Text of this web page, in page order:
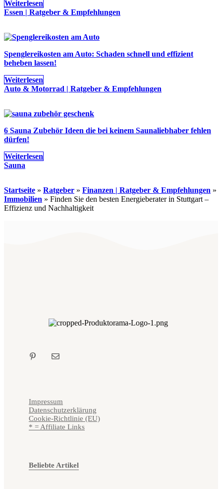
Weiterlesen
Essen | Ratgeber & Empfehlungen
Spenglereikosten am Auto: Schaden schnell und effizient
beheben lassen!
Weiterlesen
Auto & Motorrad | Ratgeber & Empfehlungen
6 Sauna Zubehör Ideen die bei keinem Saunaliebhaber fehlen
dürfen!
Weiterlesen
Sauna
Startseite » Ratgeber » Finanzen | Ratgeber & Empfehlungen »
Immobilien » Finden Sie den besten Energieberater in Stuttgart –
Effizienz und Nachhaltigkeit
Impressum
Datenschutzerklärung
Cookie-Richtlinie (EU)
* = Affiliate Links
Beliebte Artikel